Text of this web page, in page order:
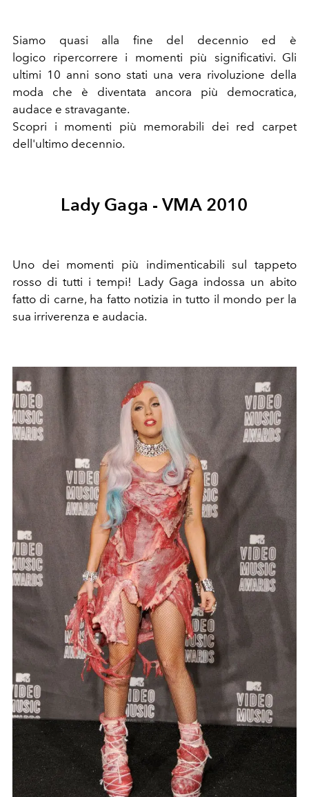
Siamo quasi alla fine del decennio ed è
logico ripercorrere i momenti più significativi. Gli
ultimi 10 anni sono stati una vera rivoluzione della
moda che è diventata ancora più democratica,
audace e stravagante.
Scopri i momenti più memorabili dei red carpet
dell'ultimo decennio.
Lady Gaga - VMA 2010
Uno dei momenti più indimenticabili sul tappeto
rosso di tutti i tempi! Lady Gaga indossa un abito
fatto di carne, ha fatto notizia in tutto il mondo per la
sua irriverenza e audacia.